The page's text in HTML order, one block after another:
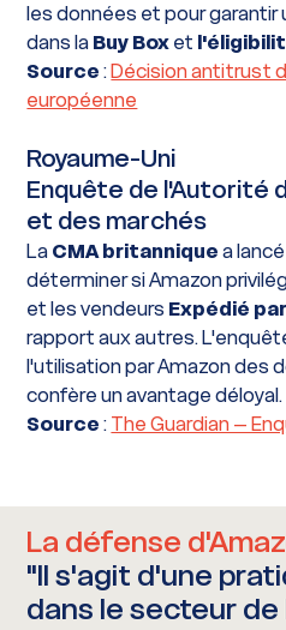
les données et pour garantir
dans laBuy Boxet
Source:Décision antitrust
européenne
Royaume-Uni
Enquête de l'Autorité
et des marchés
LaCMA britanniquea
déterminer si Amazon
et les vendeurs Expédié
rapport aux autres.
l'utilisation par Amazon des
confère un avantage déloyal.
Source:The Guardian –
La défense
"Il s'agit d'une
dans le secteur de